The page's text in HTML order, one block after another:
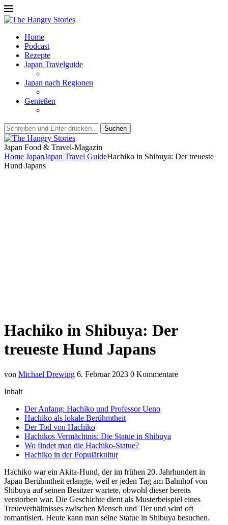
Home
Podcast
Rezepte
Japan Travelguide
Japan nach Regionen
Genießen
Suchen
Japan Food & Travel-Magazin
Home JapanJapan Travel GuideHachiko in Shibuya: Der treueste
Hund Japans
Hachiko in Shibuya: Der
treueste Hund Japans
von Michael Drewing 6. Februar 2023 0 Kommentare
Inhalt
Der Anfang: Hachiko und Professor Ueno
Hachiko als lokale Berühmtheit
Der Tod von Hachiko
Hachikos Vermächtnis: Die Statue in Shibuya
Wo findet man die Hachiko-Statue?
Hachiko in der Populärkultur
Hachiko war ein Akita-Hund, der im frühen 20. Jahrhundert in
Japan Berühmtheit erlangte, weil er jeden Tag am Bahnhof von
Shibuya auf seinen Besitzer wartete, obwohl dieser bereits
verstorben war. Die Geschichte dient als Musterbeispiel eines
Treueverhältnisses zwischen Mensch und Tier und wird oft
romantisiert. Heute kann man seine Statue in Shibuya besuchen.